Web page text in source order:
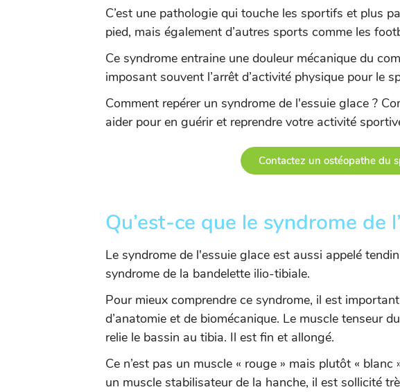
C’est une pathologie qui touche les sportifs et plus
pied, mais également d’autres sports comme les
Ce syndrome entraine une douleur mécanique du
imposant souvent l’arrêt d’activité physique pour le
Comment repérer un syndrome de l'essuie glace ?
aider pour en guérir et reprendre votre activité
Contactez un ostéopathe du
Qu’est-ce que le syndrome de
Le syndrome de l'essuie glace est aussi appelé
syndrome de la bandelette ilio-tibiale.
Pour mieux comprendre ce syndrome, il est
d’anatomie et de biomécanique. Le muscle tenseur
relie le bassin au tibia. Il est fin et allongé.
Ce n’est pas un muscle « rouge » mais plutôt « blanc
un muscle stabilisateur de la hanche, il est sollicité